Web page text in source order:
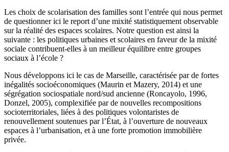
Les choix de scolarisation des familles sont l’entrée qui nous permet
de questionner ici le report d’une mixité statistiquement observable
sur la réalité des espaces scolaires. Notre question est ainsi la
suivante : les politiques urbaines et scolaires en faveur de la mixité
sociale contribuent-elles à un meilleur équilibre entre groupes
sociaux à l’école ?
Nous développons ici le cas de Marseille, caractérisée par de fortes
inégalités socioéconomiques (Maurin et Mazery, 2014) et une
ségrégation sociospatiale nord/sud ancienne (Roncayolo, 1996,
Donzel, 2005), complexifiée par de nouvelles recompositions
socioterritoriales, liées à des politiques volontaristes de
renouvellement soutenues par l’État, à l’ouverture de nouveaux
espaces à l’urbanisation, et à une forte promotion immobilière
privée.